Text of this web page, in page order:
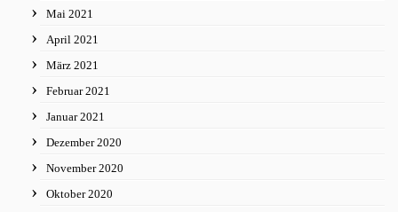
Mai 2021
April 2021
März 2021
Februar 2021
Januar 2021
Dezember 2020
November 2020
Oktober 2020